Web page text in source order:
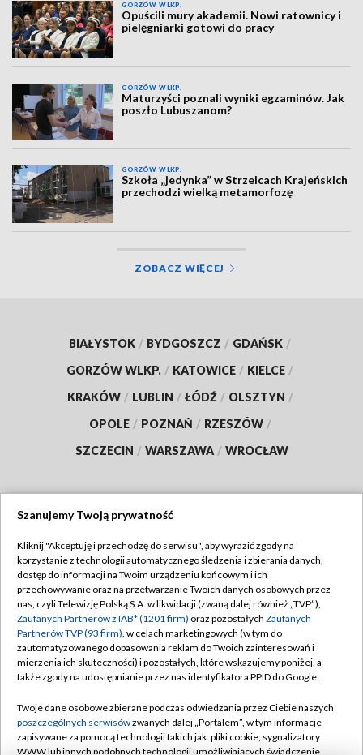
GORZÓW WLKP.
Opuścili mury akademii. Nowi ratownicy i
pielęgniarki gotowi do pracy
GORZÓW WLKP.
Maturzyści poznali wyniki egzaminów. Jak
poszło Lubuszanom?
GORZÓW WLKP.
Szkoła „jedynka” w Strzelcach Krajeńskich
przechodzi wielką metamorfozę
ZOBACZ WIĘCEJ
BIAŁYSTOK / BYDGOSZCZ / GDAŃSK /
GORZÓW WLKP. / KATOWICE / KIELCE /
KRAKÓW / LUBLIN / ŁÓDŹ / OLSZTYN /
OPOLE / POZNAŃ / RZESZÓW /
SZCZECIN / WARSZAWA / WROCŁAW
TVP
Abonament TVP
Emisja w TVP
Centrum informacji TVP
Naziemna Telewizja Cyfrowa
Rada Programowa
System NOS
Regulamin TVP
Polityka prywatności
Moje zgody
Pomoc
Kontakt
Szanujemy Twoją prywatność
Kliknij "Akceptuję i przechodzę do serwisu", aby wyrazić zgody na
korzystanie z technologii automatycznego śledzenia i zbierania danych,
dostęp do informacji na Twoim urządzeniu końcowym i ich
przechowywanie oraz na przetwarzanie Twoich danych osobowych przez
nas, czyli Telewizję Polską S.A. w likwidacji (zwaną dalej również „TVP”),
Zaufanych Partnerów z IAB* (1201 firm) oraz pozostałych Zaufanych
Partnerów TVP (93 firm), w celach marketingowych (w tym do
zautomatyzowanego dopasowania reklam do Twoich zainteresowań i
mierzenia ich skuteczności) i pozostałych, które wskazujemy poniżej, a
także zgody na udostępnianie przez nas identyfikatora PPID do Google.
Twoje dane osobowe zbierane podczas odwiedzania przez Ciebie naszych
poszczególnych serwisówzwanych dalej „Portalem”, w tym informacje
zapisywane za pomocą technologii takich jak: pliki cookie, sygnalizatory
WWW lub innych podobnych technologii umożliwiających świadczenie